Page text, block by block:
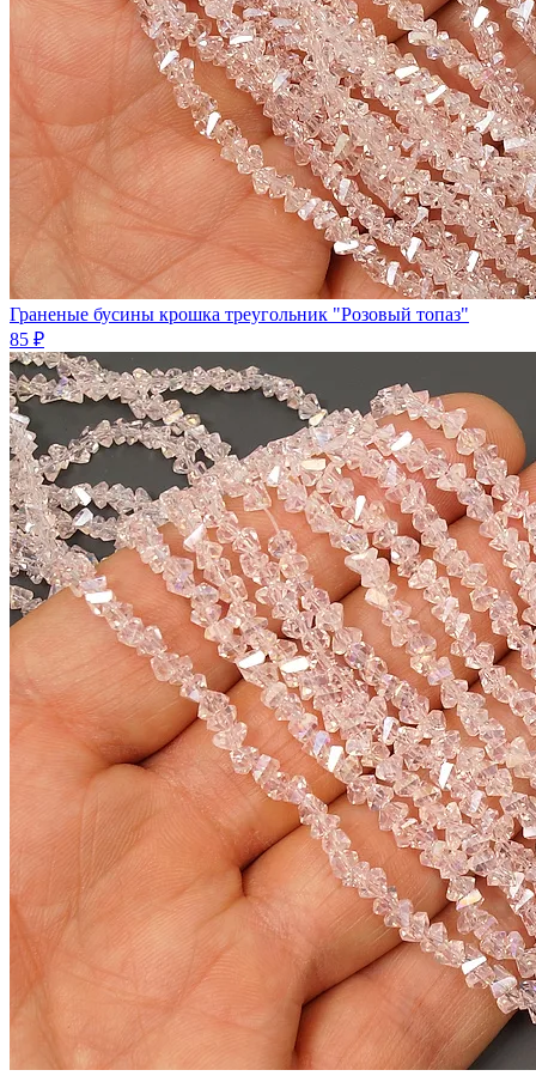
Граненые бусины крошка треугольник "Розовый топаз"
85 ₽